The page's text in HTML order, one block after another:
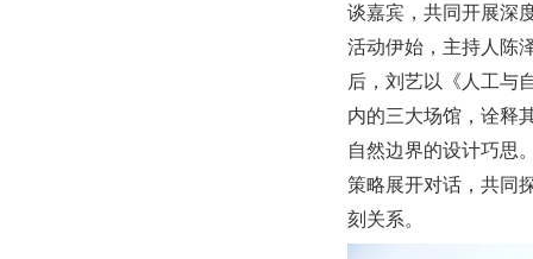
谈嘉宾，共同开展深
活动伊始，主持人陈
后，刘艺以《人工与
内的三大场馆，诠释
自然边界的设计巧思
策略展开对话，共同
刻关系。